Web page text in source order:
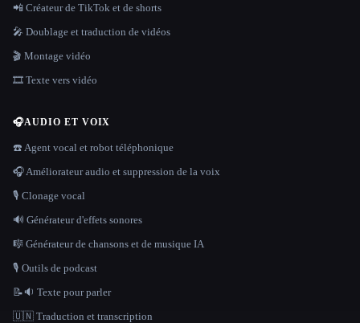
📲 Créateur de TikTok et de shorts
🎤 Doublage et traduction de vidéos
🎬 Montage vidéo
🎞️ Texte vers vidéo
🎧AUDIO ET VOIX
☎️ Agent vocal et robot téléphonique
🎧 Améliorateur audio et suppression de la voix
🎙️ Clonage vocal
🔊 Générateur d'effets sonores
🎼 Générateur de chansons et de musique IA
🎙️ Outils de podcast
📝🔉 Texte pour parler
🇺🇳 Traduction et transcription